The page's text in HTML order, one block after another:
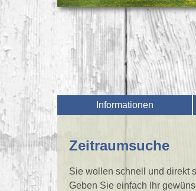
Informationen
Zeitraumsuche
Sie wollen schnell und direkt
Geben Sie einfach Ihr